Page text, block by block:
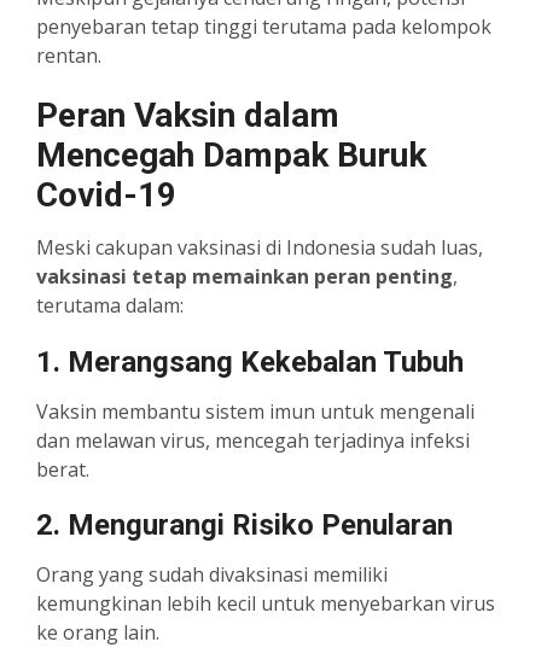
penyebaran tetap tinggi terutama pada kelompok
rentan.
Peran Vaksin dalam
Mencegah Dampak Buruk
Covid-19
Meski cakupan vaksinasi di Indonesia sudah luas,
vaksinasi tetap memainkan peran penting,
terutama dalam:
1. Merangsang Kekebalan Tubuh
Vaksin membantu sistem imun untuk mengenali
dan melawan virus, mencegah terjadinya infeksi
berat.
2. Mengurangi Risiko Penularan
Orang yang sudah divaksinasi memiliki
kemungkinan lebih kecil untuk menyebarkan virus
ke orang lain.